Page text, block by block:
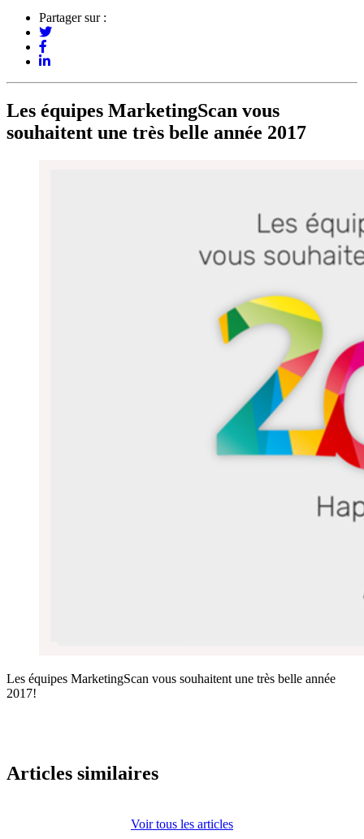
Partager sur :
Les équipes MarketingScan vous
souhaitent une très belle année 2017
Les équipes MarketingScan vous souhaitent une très belle année
2017!
Articles similaires
Voir tous les articles